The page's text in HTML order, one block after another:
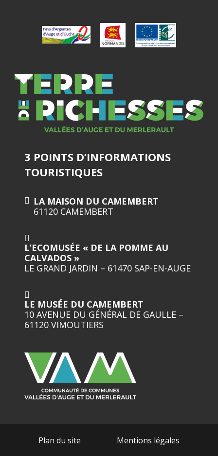
3 POINTS D’INFORMATIONS
TOURISTIQUES
LA MAISON DU CAMEMBERT
61120 CAMEMBERT
L’ECOMUSÉE « DE LA POMME AU
CALVADOS »
LE GRAND JARDIN – 61470 SAP-EN-AUGE
LE MUSÉE DU CAMEMBERT
10 AVENUE DU GÉNÉRAL DE GAULLE –
61120 VIMOUTIERS
Plan du site Mentions légales